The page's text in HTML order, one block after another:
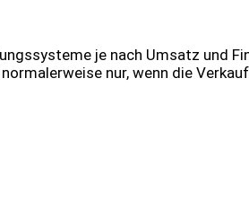
je nach Umsatz und
nur, wenn die